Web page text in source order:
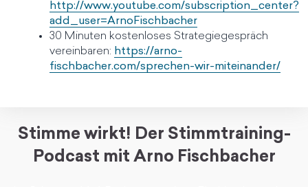
http://www.youtube.com/subscription_center?
add_user=ArnoFischbacher
30 Minuten kostenloses Strategiegespräch
vereinbaren: https://arno-
fischbacher.com/sprechen-wir-miteinander/
Stimme wirkt! Der Stimmtraining-
Podcast mit Arno Fischbacher